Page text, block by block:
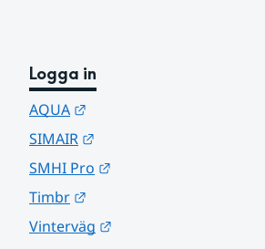
Logga in
AQUA
SIMAIR
SMHI Pro
Timbr
Vinterväg